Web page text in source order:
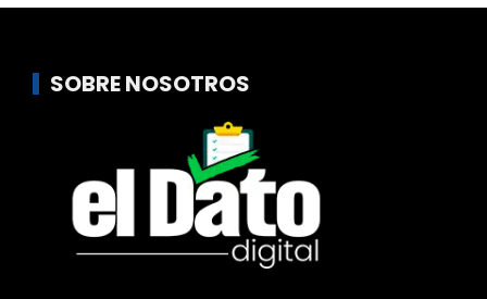
SOBRE NOSOTROS